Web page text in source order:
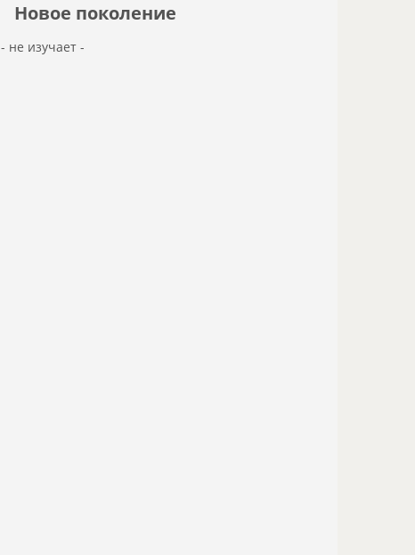
Новое поколение
- не изучает -